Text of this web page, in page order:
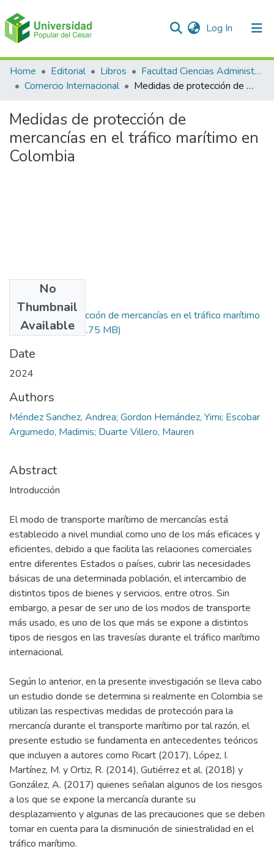
Log In (current)
Communities & Collections
Statistics
Home Editorial Libros
Facultad Ciencias Administrativas Contables y Económicas – Face
Comercio Internacional
Medidas de protección de mercancías en el tráfico marítimo en Colombia
Medidas de protección de
mercancías en el tráfico marítimo en
Colombia
No
Thumbnail
Available
Medidas de protección de mercancías en el tráfico marítimo
en Colombia.pdf
(3.75 MB)
Date
2024
Authors
Méndez Sanchez, Andrea; Gordon Hernández, Yimi; Escobar
Argumedo, Madimis; Duarte Villero, Mauren
Abstract
Introducción
El modo de transporte marítimo de mercancías está
establecido a nivel mundial como uno de los más eficaces y
eficientes, debido a que facilita las relaciones comerciales
entre diferentes Estados o países, cubrir las necesidades
básicas de una determinada población, el intercambio de
distintos tipos de bienes y servicios, entre otros. Sin
embargo, a pesar de ser uno de los modos de transporte
más usado, es uno de los que más se expone a distintos
tipos de riesgos en las travesías durante el tráfico marítimo
internacional.
Según lo anterior, en la presente investigación se lleva cabo
un estudio donde se determina si realmente en Colombia se
utilizan las respectivas medidas de protección para la
mercancía durante el transporte marítimo por tal razón, el
presente estudio se fundamenta en antecedentes teóricos
que incluyen a autores como Ricart (2017), López, I.
Martínez, M. y Ortiz, R. (2014), Gutiérrez et al. (2018) y
González, A. (2017) quienes señalan algunos de los riesgos
a los que se expone la mercancía durante su
desplazamiento y algunas de las precauciones que se deben
tomar en cuenta para la disminución de siniestralidad en el
tráfico marítimo.